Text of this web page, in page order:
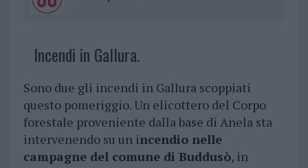
Incendi in Gallura.
Sono due gli incendi in Gallura scoppiati
questo pomeriggio. Un elicottero del Corpo
forestale proveniente dalla base di Anela sta
intervenendo su un incendio nelle
campagne del comune di Buddusò, in